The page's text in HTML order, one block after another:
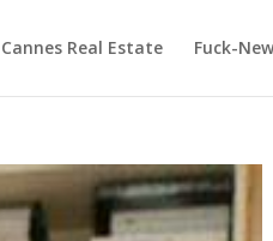
Cannes Real Estate Fuck-